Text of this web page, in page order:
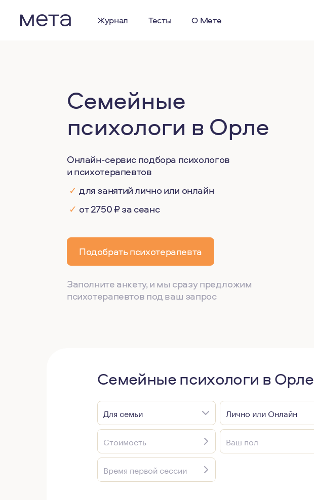
Журнал Тесты О Мете
Семейные
психологи в Орле
Онлайн-сервис подбора психологов
и психотерапевтов
✓ для занятий лично или онлайн
✓ от 2750 ₽ за сеанс
Подобрать психотерапевта
Заполните анкету, и мы сразу предложим
психотерапевтов под ваш запрос
Семейные психологи в Орле
Для семьи Лично или Онлайн
Стоимость Ваш пол
Время первой сессии